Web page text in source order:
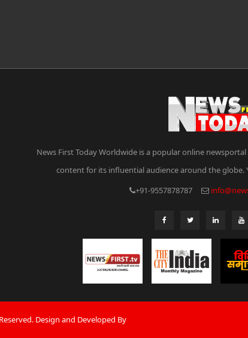
News First Today Worldwide is a popular online
content for its influential audience around the globe.
+91-9557878787
Design and Developed By